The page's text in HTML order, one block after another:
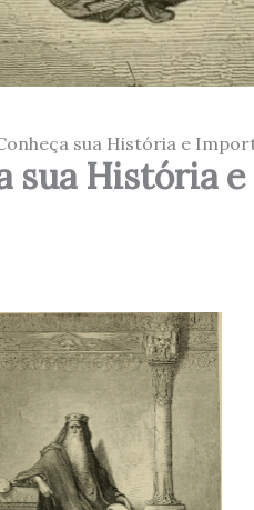
sua História e
sua História